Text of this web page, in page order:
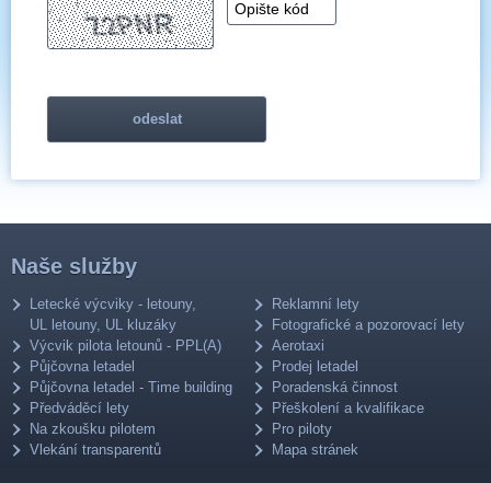
Naše služby
Letecké výcviky - letouny,
UL letouny, UL kluzáky
Výcvik pilota letounů - PPL(A)
Půjčovna letadel
Půjčovna letadel - Time building
Předváděcí lety
Na zkoušku pilotem
Vlekání transparentů
Reklamní lety
Fotografické a pozorovací lety
Aerotaxi
Prodej letadel
Poradenská činnost
Přeškolení a kvalifikace
Pro piloty
Mapa stránek